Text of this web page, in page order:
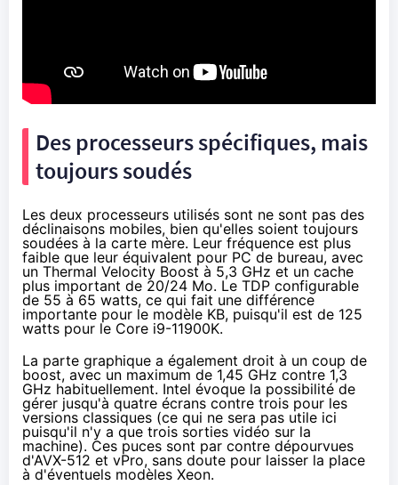
Des processeurs spécifiques, mais
toujours soudés
Les deux processeurs utilisés sont ne sont pas des
déclinaisons mobiles, bien qu'elles soient toujours
soudées à la carte mère. Leur fréquence est plus
faible que leur équivalent pour PC de bureau, avec
un Thermal Velocity Boost à 5,3 GHz et un cache
plus important de 20/24 Mo. Le TDP configurable
de 55 à 65 watts, ce qui fait une différence
importante pour le modèle KB, puisqu'il est de 125
watts pour le Core i9-11900K.
La parte graphique a également droit à un coup de
boost, avec un maximum de 1,45 GHz contre 1,3
GHz habituellement. Intel évoque la possibilité de
gérer jusqu'à quatre écrans contre trois pour les
versions classiques (ce qui ne sera pas utile ici
puisqu'il n'y a que trois sorties vidéo sur la
machine). Ces puces sont par contre dépourvues
d'AVX-512 et vPro, sans doute pour laisser la place
à d'éventuels modèles Xeon.